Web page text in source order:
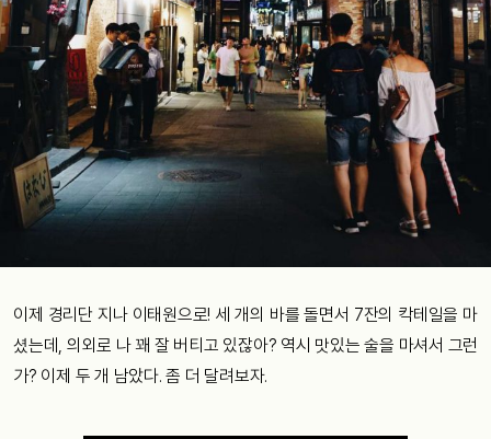
이제 경리단 지나 이태원으로! 세 개의 바를 돌면서 7잔의 칵테일을 마
셨는데, 의외로 나 꽤 잘 버티고 있잖아? 역시 맛있는 술을 마셔서 그런
가? 이제 두 개 남았다. 좀 더 달려보자.